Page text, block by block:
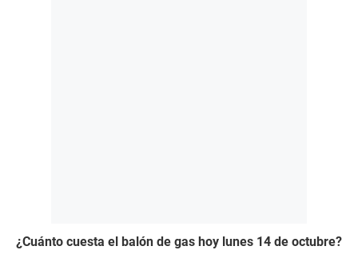
¿Cuánto cuesta el balón de gas hoy lunes 14 de octubre?